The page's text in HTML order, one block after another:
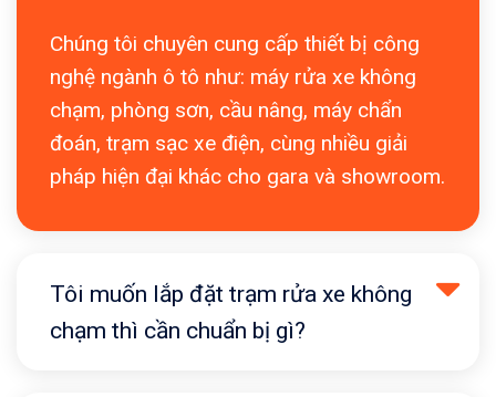
Chúng tôi chuyên cung cấp thiết bị công
nghệ ngành ô tô như: máy rửa xe không
chạm, phòng sơn, cầu nâng, máy chẩn
đoán, trạm sạc xe điện, cùng nhiều giải
pháp hiện đại khác cho gara và showroom.
Tôi muốn lắp đặt trạm rửa xe không
chạm thì cần chuẩn bị gì?